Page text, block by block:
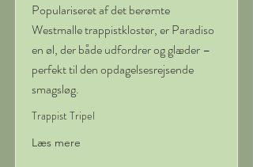
Populariseret af det berømte
Westmalle trappistkloster, er Paradiso
en øl, der både udfordrer og glæder –
perfekt til den opdagelsesrejsende
smagsløg.
Trappist Tripel
Læs mere